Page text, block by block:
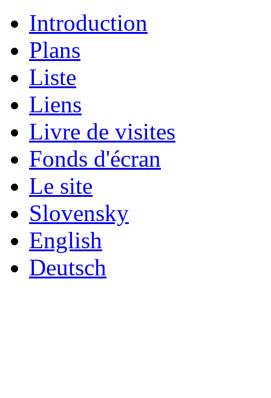
Introduction
Plans
Liste
Liens
Livre de visites
Fonds d'écran
Le site
Slovensky
English
Deutsch